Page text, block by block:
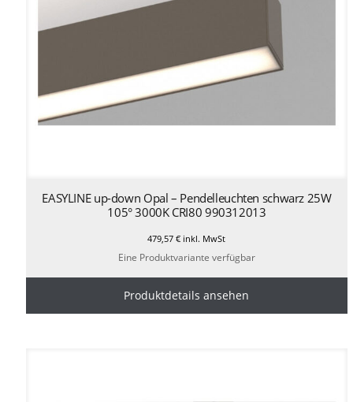
EASYLINE up-down Opal – Pendelleuchten schwarz 25W
105° 3000K CRI80 990312013
479,57€ inkl. MwSt
Eine Produktvariante verfügbar
Produktdetails ansehen